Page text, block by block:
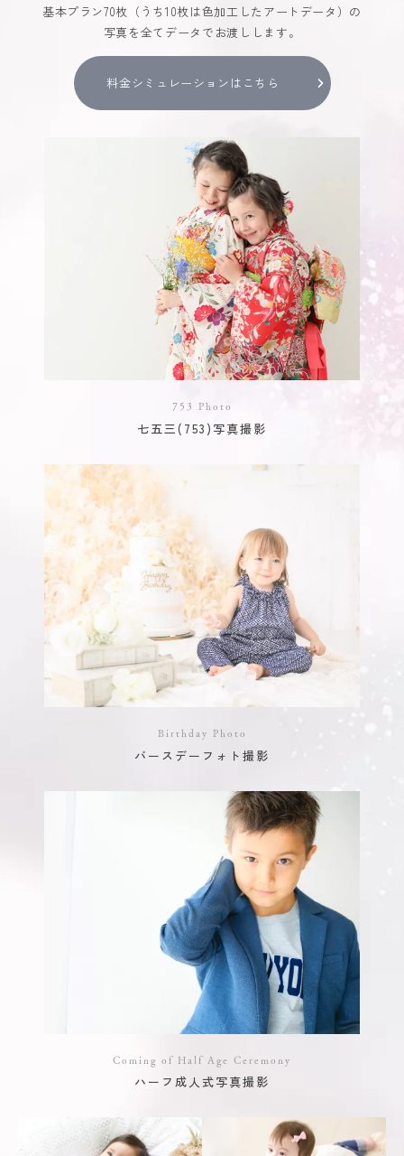
基本プラン70枚（うち10枚は色加工したアートデータ）の
写真を全てデータでお渡しします。
料金シミュレーションはこちら
753 Photo
七五三(753)写真撮影
Birthday Photo
バースデーフォト撮影
Coming of Half Age Ceremony
ハーフ成人式写真撮影